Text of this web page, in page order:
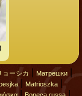
ョーシカ Матрешки|
| Matrioszka|
Boneca russa